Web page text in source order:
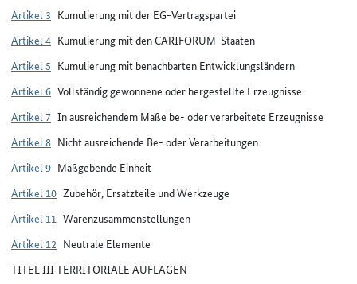
Artikel 3 Kumulierung mit der EG-Vertragspartei
Artikel 4 Kumulierung mit den CARIFORUM-Staaten
Artikel 5 Kumulierung mit benachbarten Entwicklungsländern
Artikel 6 Vollständig gewonnene oder hergestellte Erzeugnisse
Artikel 7 In ausreichendem Maße be- oder verarbeitete Erzeugnisse
Artikel 8 Nicht ausreichende Be- oder Verarbeitungen
Artikel 9 Maßgebende Einheit
Artikel 10 Zubehör, Ersatzteile und Werkzeuge
Artikel 11 Warenzusammenstellungen
Artikel 12 Neutrale Elemente
TITEL III TERRITORIALE AUFLAGEN